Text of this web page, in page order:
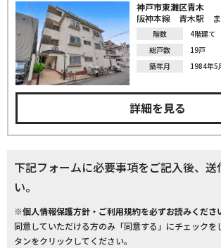
神戸市東灘区青木
阪神本線 青木駅 ま
階数
4階建て
総戸数
19戸
築年月
1984年5
詳細を見る
下記フォームに必要事項をご記入後、送
い。
※個人情報保護方針・ご利用規約を必ずお読みくださ
同意していただける方のみ「同意する」にチェックを
タンをクリックしてください。